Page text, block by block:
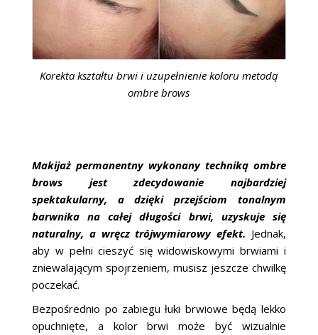
Korekta kształtu brwi i uzupełnienie koloru metodą
ombre brows
Makijaż permanentny wykonany techniką ombre
brows jest zdecydowanie najbardziej
spektakularny, a dzięki przejściom tonalnym
barwnika na całej długości brwi, uzyskuje się
naturalny, a wręcz trójwymiarowy efekt. Jednak,
aby w pełni cieszyć się widowiskowymi brwiami i
zniewalającym spojrzeniem, musisz jeszcze chwilkę
poczekać.
Bezpośrednio po zabiegu łuki brwiowe będą lekko
opuchnięte, a kolor brwi może być wizualnie